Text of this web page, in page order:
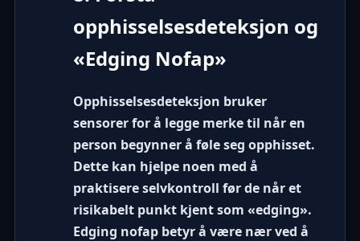
opphisselsesdeteksjon og
«Edging Nofap»
Opphisselsesdeteksjon bruker
sensorer for å legge merke til når en
person begynner å føle seg opphisset.
Dette kan hjelpe noen med å
praktisere selvkontroll før de når et
risikabelt punkt kjent som «edging».
Edging nofapbetyr å være nær ved å